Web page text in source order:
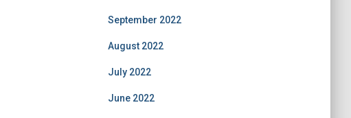
September 2022
August 2022
July 2022
June 2022